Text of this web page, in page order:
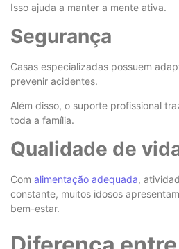
Isso ajuda a manter a mente ativa.
Segurança
Casas especializadas possuem
prevenir acidentes.
Além disso, o suporte profissional
toda a família.
Qualidade de
Com alimentação adequada,
constante, muitos idosos
bem-estar.